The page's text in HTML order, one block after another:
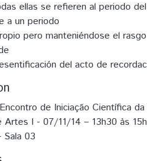
ellas se refieren al periodo
a un periodo
pero manteniéndose el
del acto de
de Iniciação Científica
Artes I - 07/11/14 – 13h30 às
Sala 03